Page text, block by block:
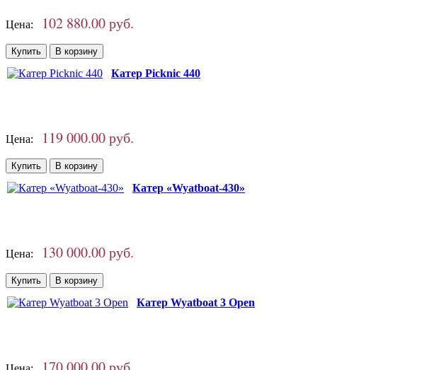
Цена: 102 880.00 руб.
Катер Picknic 440
Цена: 119 000.00 руб.
Катер «Wyatboat-430»
Цена: 130 000.00 руб.
Катер Wyatboat 3 Open